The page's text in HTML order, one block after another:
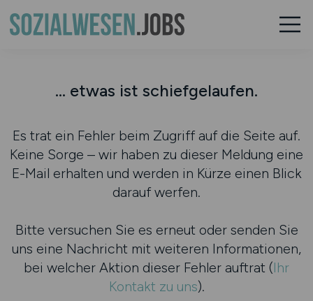
... etwas ist schiefgelaufen.
Es trat ein Fehler beim Zugriff auf die Seite auf.
Keine Sorge – wir haben zu dieser Meldung eine
E-Mail erhalten und werden in Kürze einen Blick
darauf werfen.
Bitte versuchen Sie es erneut oder senden Sie
uns eine Nachricht mit weiteren Informationen,
bei welcher Aktion dieser Fehler auftrat (Ihr
Kontakt zu uns).